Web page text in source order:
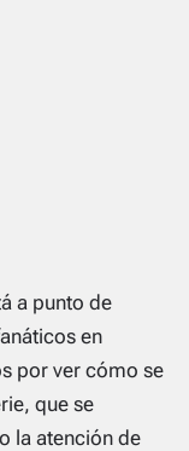
a punto de
en
por ver cómo se
que se
la atención de